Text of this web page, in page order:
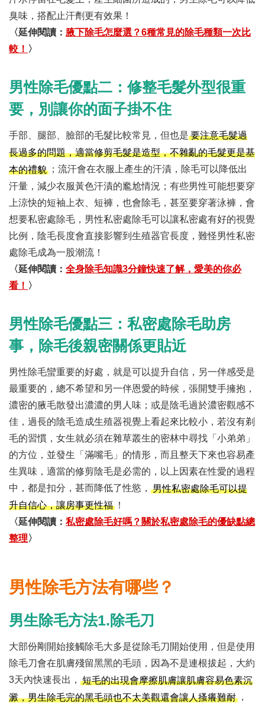
臭味，搭配止汗劑更有效果！
〈延伸閱讀： 腋下除毛怎麼選？6種常見的除毛種類一次比
較！ 〉
男性除毛優點二：修整毛髮外型很重
要，別讓你的面子掛不住
手部、腿部、臉部的毛髮比較常見，但也是 要注意毛髮過
長過多的問題，適當修剪毛髮是造型，不雜亂的毛髮更是基
本的禮貌 ；流汗會在衣服上產生的汗漬，除毛可以降低出
汗量，減少衣服黃色汗漬的尷尬情況；有些男性可能想要穿
上涼快的短袖上衣、短褲，也會除毛，甚至要穿著泳褲，會
想要私密處除毛，男性私密處除毛可以讓私密處有好的視覺
比例，陰毛長度會直接影響到生殖器官長度，難怪男性私密
處除毛成為一股潮流！
〈延伸閱讀： 全身除毛知識3分鐘快速了解，愛美的你必
看！ 〉
男性除毛優點三：私密處除毛助房
事，除毛後親密關係更貼近
男性除毛蠻重要的好處，就是可以提升自信，另一伴感受是
最重要的，總不希望和另一伴恩愛的時候，張開雙手擁抱，
濃密的腋毛散發出濃濃的男人味；或是陰毛過於濃密觀感不
佳，過長的陰毛造成生殖器視覺上看起來比較小，若沒有剃
毛的習慣，女生就必須在雜草叢生的密林中尋找「小弟弟」
的方位，並發生「滿嘴毛」的情形，而且整天下來也容易產
生異味，適當的修剪陰毛是必需的，以上因素在性愛的過程
中，都是扣分，甚而降低了性慾， 男性私密處除毛可以提
升自信心，讓房事更性福 ！
〈延伸閱讀： 私密處除毛好嗎？關於私密處除毛的優缺點總
整理〉
男性除毛方法有哪些？
男生除毛方法1.除毛刀
大部份剛開始接觸除毛大多是從除毛刀開始使用，但是使用
除毛刀會在肌膚殘留黑黑的毛頭，因為不是連根拔起，大約
3天內快速長出， 短毛的出現會摩擦肌膚讓肌膚容易色素沉
澱，男生除毛完的黑毛頭也不太美觀還會讓人搔癢難耐 ，